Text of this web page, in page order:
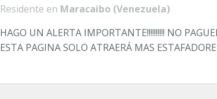
Residente en Maracaibo (Venezuela)
HAGO UN ALERTA IMPORTANTE!!!!!!!!!! NO
ESTA PAGINA SOLO ATRAERÁ MAS